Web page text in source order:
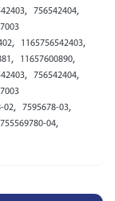
, 756542404,
, 1165756542403,
, 11657600890,
, 756542404,
02, 7595678-03,
04,